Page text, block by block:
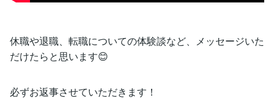
休職や退職、転職についての体験談など、メッセージいた
だけたらと思います😊
必ずお返事させていただきます！